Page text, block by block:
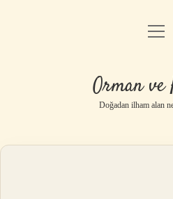
Anasayfa
Yasal
Orman ve
Doğadan ilham alan